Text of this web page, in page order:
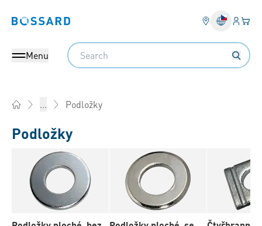
Bossard homepage Váš
Menu
Search
... Podložky
Podložky